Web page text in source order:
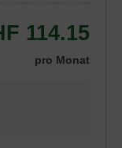
114.15
pro Monat